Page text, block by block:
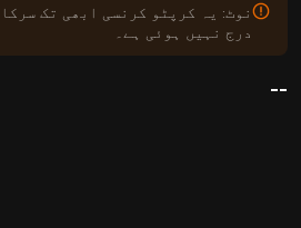
درج نہیں ہوئی ہے۔
--